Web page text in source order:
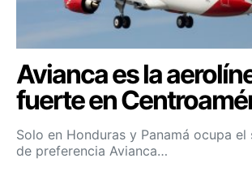
Avianca es la
fuerte en
Solo en Honduras y Panamá ocupa
de preferencia Avianca…